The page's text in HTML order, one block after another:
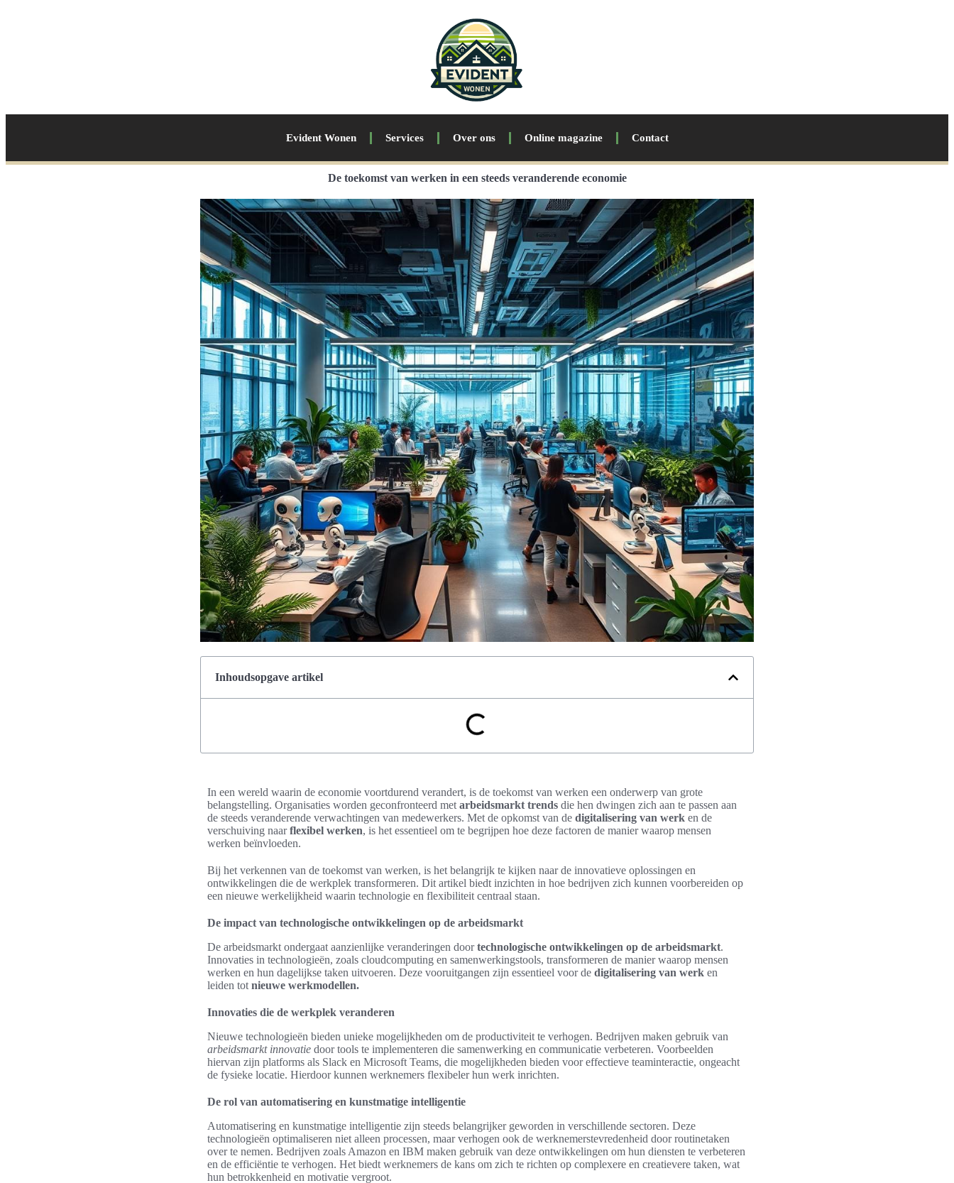
Evident Wonen Services Over ons Online magazine Contact
De toekomst van werken in een steeds veranderende economie
Inhoudsopgave artikel
In een wereld waarin de economie voortdurend verandert, is de toekomst van werken een onderwerp van grote
belangstelling. Organisaties worden geconfronteerd met arbeidsmarkt trends die hen dwingen zich aan te passen aan
de steeds veranderende verwachtingen van medewerkers. Met de opkomst van de digitalisering van werk en de
verschuiving naarflexibel werken, is het essentieel om te begrijpen hoe deze factoren de manier waarop mensen
werken beïnvloeden.
Bij het verkennen van de toekomst van werken, is het belangrijk te kijken naar de innovatieve oplossingen en
ontwikkelingen die de werkplek transformeren. Dit artikel biedt inzichten in hoe bedrijven zich kunnen voorbereiden op
een nieuwe werkelijkheid waarin technologie en flexibiliteit centraal staan.
De impact van technologische ontwikkelingen op de arbeidsmarkt
De arbeidsmarkt ondergaat aanzienlijke veranderingen doortechnologische ontwikkelingen op de arbeidsmarkt.
Innovaties in technologieën, zoals cloudcomputing en samenwerkingstools, transformeren de manier waarop mensen
werken en hun dagelijkse taken uitvoeren. Deze vooruitgangen zijn essentieel voor de digitalisering van werk en
leiden tot nieuwe werkmodellen.
Innovaties die de werkplek veranderen
Nieuwe technologieën bieden unieke mogelijkheden om de productiviteit te verhogen. Bedrijven maken gebruik van
arbeidsmarkt innovatie door tools te implementeren die samenwerking en communicatie verbeteren. Voorbeelden
hiervan zijn platforms als Slack en Microsoft Teams, die mogelijkheden bieden voor effectieve teaminteractie, ongeacht
de fysieke locatie. Hierdoor kunnen werknemers flexibeler hun werk inrichten.
De rol van automatisering en kunstmatige intelligentie
Automatisering en kunstmatige intelligentie zijn steeds belangrijker geworden in verschillende sectoren. Deze
technologieën optimaliseren niet alleen processen, maar verhogen ook de werknemerstevredenheid door routinetaken
over te nemen. Bedrijven zoals Amazon en IBM maken gebruik van deze ontwikkelingen om hun diensten te verbeteren
en de efficiëntie te verhogen. Het biedt werknemers de kans om zich te richten op complexere en creatievere taken, wat
hun betrokkenheid en motivatie vergroot.